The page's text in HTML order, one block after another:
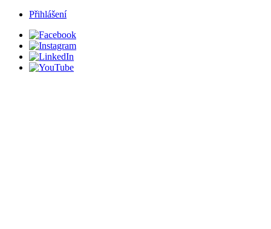
Přihlášení